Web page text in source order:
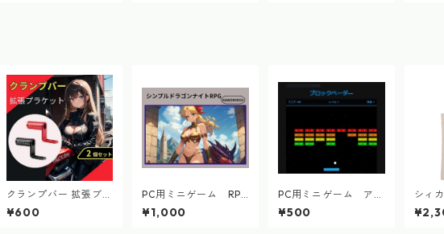
クランプバー 拡張ブラ
ケット ハンドル バイ
ク スマホホルダー 簡
¥600
PC用ミニゲーム RPG
シンプルドラゴンナ
イトRPG
¥1,000
PC用ミニゲーム アク
ション ブロックベー
ダ―
¥500
シィ
ート